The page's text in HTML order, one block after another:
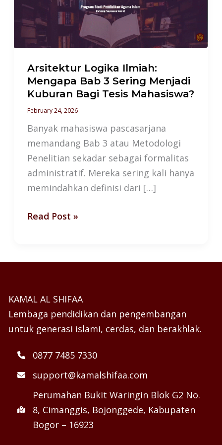
Arsitektur Logika Ilmiah:
Mengapa Bab 3 Sering Menjadi
Kuburan Bagi Tesis Mahasiswa?
February 24, 2026
Banyak mahasiswa pascasarjana
memandang Bab 3 atau Metodologi
Penelitian sekadar sebagai formalitas
administratif. Mereka sering kali hanya
memindahkan definisi dari […]
Bab
3
Sering
Menjadi
Kuburan
Bagi
Tesis
Mahasiswa?
Read Post »
KAMAL AL SHIFAA
Lembaga pendidikan dan pengembangan
untuk generasi islami, cerdas, dan berakhlak.
0877 7485 7330
support@kamalshifaa.com
Perumahan Bukit Waringin Blok G2 No.
8, Cimanggis, Bojonggede, Kabupaten
Bogor – 16923